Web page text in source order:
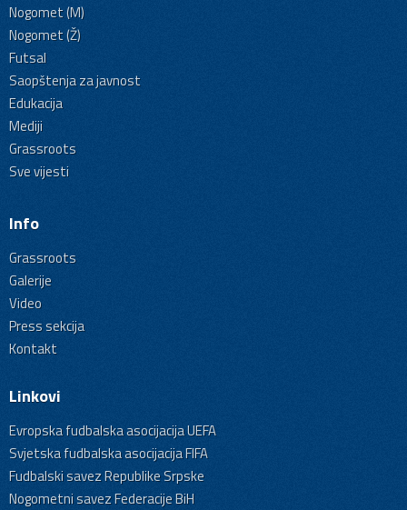
Nogomet (M)
Nogomet (Ž)
Futsal
Saopštenja za javnost
Edukacija
Mediji
Grassroots
Sve vijesti
Info
Grassroots
Galerije
Video
Press sekcija
Kontakt
Linkovi
Evropska fudbalska asocijacija UEFA
Svjetska fudbalska asocijacija FIFA
Fudbalski savez Republike Srpske
Nogometni savez Federacije BiH